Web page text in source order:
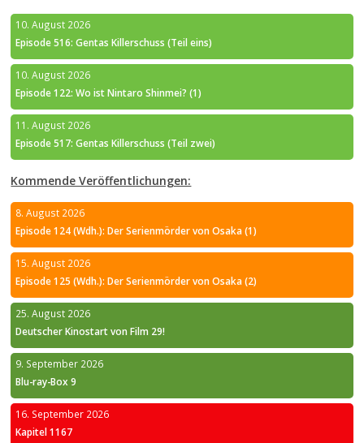
10. August 2026
Episode 516: Gentas Killerschuss (Teil eins)
10. August 2026
Episode 122: Wo ist Nintaro Shinmei? (1)
11. August 2026
Episode 517: Gentas Killerschuss (Teil zwei)
Kommende Veröffentlichungen:
8. August 2026
Episode 124 (Wdh.): Der Serienmörder von Osaka (1)
15. August 2026
Episode 125 (Wdh.): Der Serienmörder von Osaka (2)
25. August 2026
Deutscher Kinostart von Film 29!
9. September 2026
Blu-ray-Box 9
16. September 2026
Kapitel 1167